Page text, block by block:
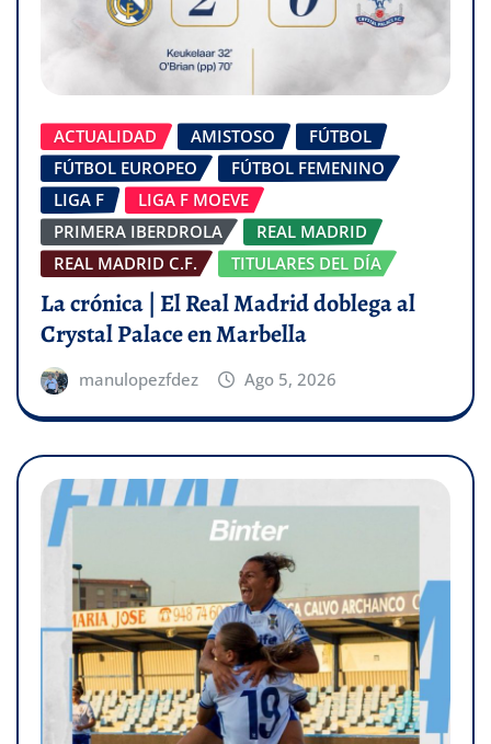
ACTUALIDAD AMISTOSO
FÚTBOL
FÚTBOL EUROPEO
FÚTBOL FEMENINO
LIGA F
LIGA F MOEVE
PRIMERA IBERDROLA
REAL MADRID
REAL MADRID C.F.
TITULARES DEL DÍA
La crónica | El Real Madrid doblega al
Crystal Palace en Marbella
manulopezfdez Ago 5, 2026